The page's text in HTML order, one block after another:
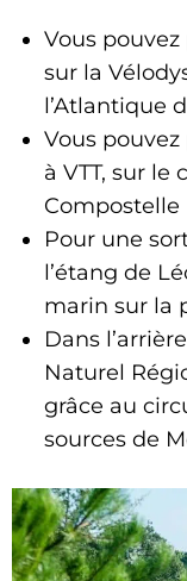
Vous
sur la
l’Atlantique
Vous pouvez
à VTT, sur le
Compostelle
Pour une
l’étang de
marin sur la
Dans
Naturel
grâce au
sources de